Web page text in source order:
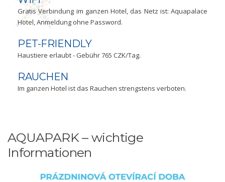
Gratis Verbindung im ganzen Hotel, das Netz ist: Aquapalace
Hotel, Anmeldung ohne Password.
PET-FRIENDLY
Haustiere erlaubt - Gebühr 765 CZK/Tag.
RAUCHEN
Im ganzen Hotel ist das Rauchen strengstens verboten.
AQUAPARK – wichtige
Informationen